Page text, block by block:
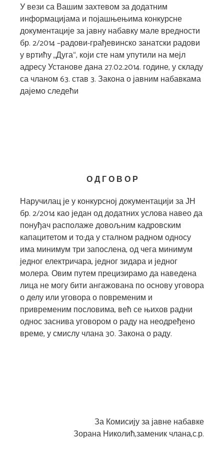
У вези са Вашим захтевом за додатним
информацијама и појашњењима конкурсне
документације за јавну набавку мале вредности
бр. 2/2014 –радови-грађевинско занатски радови
у вртићу „Дуга“, који сте нам упутили на мејл
адресу Установе дана 27.02.2014. године, у складу
са чланом 63. став 3. Закона о јавним набавкама
дајемо следећи
О Д Г О В О Р
Наручилац је у конкурсној документацији за ЈН
бр. 2/2014 као један од додатних услова навео да
понуђач располаже довољним кадровским
капацитетом и то:да у сталном радном односу
има минимум три запослена, од чега минимум
једног електричара, једног зидара и једног
молера. Овим путем прецизирамо да наведена
лица не могу бити ангажована по основу уговора
о делу или уговора о повременим и
привременим пословима, већ се њихов радни
однос заснива уговором о раду на неодређено
време, у смислу члана 30. Закона о раду.
За Комисију за јавне набавке
Зорана Николић,заменик члана,с.р.